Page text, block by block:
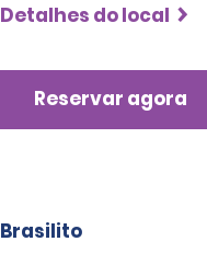
Detalhes do local
Reservar agora
Brasilito